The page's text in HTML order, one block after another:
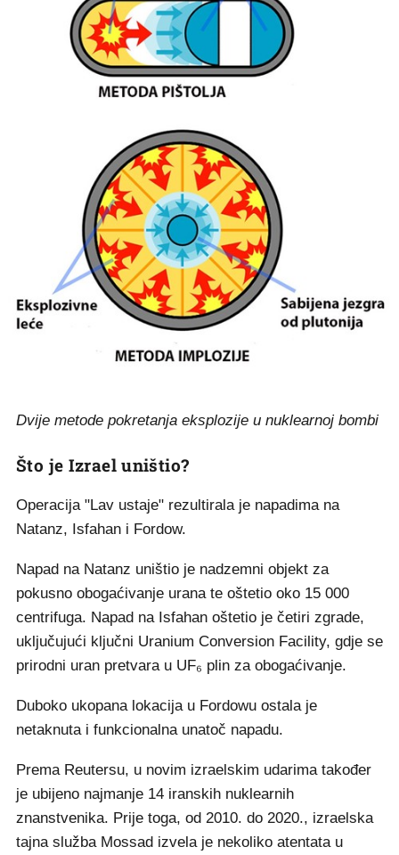
Dvije metode pokretanja eksplozije u nuklearnoj bombi
Što je Izrael uništio?
Operacija "Lav ustaje" rezultirala je napadima na
Natanz, Isfahan i Fordow.
Napad na Natanz uništio je nadzemni objekt za
pokusno obogaćivanje urana te oštetio oko 15 000
centrifuga. Napad na Isfahan oštetio je četiri zgrade,
uključujući ključni Uranium Conversion Facility, gdje se
prirodni uran pretvara u UF₆ plin za obogaćivanje.
Duboko ukopana lokacija u Fordowu ostala je
netaknuta i funkcionalna unatoč napadu.
Prema Reutersu, u novim izraelskim udarima također
je ubijeno najmanje 14 iranskih nuklearnih
znanstvenika. Prije toga, od 2010. do 2020., izraelska
tajna služba Mossad izvela je nekoliko atentata u